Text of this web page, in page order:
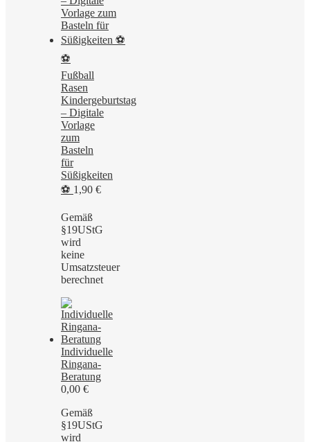
⚽
Fußball
Rasen
Kindergeburtstag
– Digitale
Vorlage
zum
Basteln
für
Süßigkeiten
⚽ 1,90 €
Gemäß
§19UStG
wird
keine
Umsatzsteuer
berechnet
Individuelle
Ringana-
Beratung
0,00 €
Gemäß
§19UStG
wird